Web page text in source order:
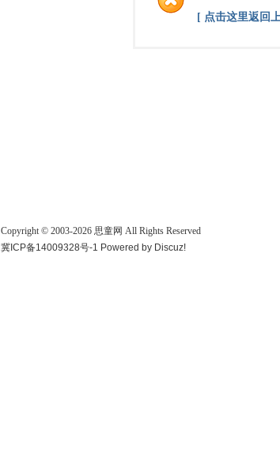
[ 点击这里返回
Copyright © 2003-2026 思童网 All Rights Reserved
冀ICP备14009328号-1 Powered by Discuz!